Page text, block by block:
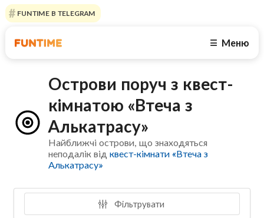
FUNTIME В TELEGRAM
☰ Меню
Острови поруч з квест-
кімнатою «Втеча з
Алькатрасу»
Найближчі острови, що знаходяться
неподалік відквест-кімнати «Втеча з
Алькатрасу»
Фільтрувати